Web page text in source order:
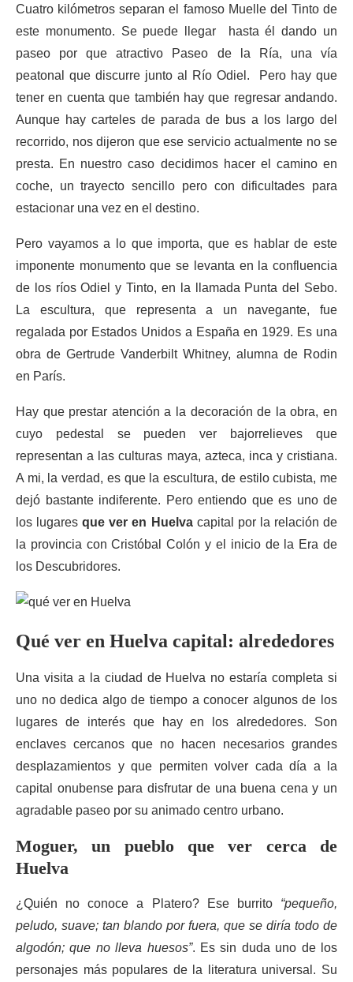
Cuatro kilómetros separan el famoso Muelle del Tinto de
este monumento. Se puede llegar hasta él dando un
paseo por que atractivo Paseo de la Ría, una vía
peatonal que discurre junto al Río Odiel. Pero hay que
tener en cuenta que también hay que regresar andando.
Aunque hay carteles de parada de bus a los largo del
recorrido, nos dijeron que ese servicio actualmente no se
presta. En nuestro caso decidimos hacer el camino en
coche, un trayecto sencillo pero con dificultades para
estacionar una vez en el destino.
Pero vayamos a lo que importa, que es hablar de este
imponente monumento que se levanta en la confluencia
de los ríos Odiel y Tinto, en la llamada Punta del Sebo.
La escultura, que representa a un navegante, fue
regalada por Estados Unidos a España en 1929. Es una
obra de Gertrude Vanderbilt Whitney, alumna de Rodin
en París.
Hay que prestar atención a la decoración de la obra, en
cuyo pedestal se pueden ver bajorrelieves que
representan a las culturas maya, azteca, inca y cristiana.
A mi, la verdad, es que la escultura, de estilo cubista, me
dejó bastante indiferente. Pero entiendo que es uno de
los lugaresque ver en Huelva capital por la relación de
la provincia con Cristóbal Colón y el inicio de la Era de
los Descubridores.
Qué ver en Huelva capital: alrededores
Una visita a la ciudad de Huelva no estaría completa si
uno no dedica algo de tiempo a conocer algunos de los
lugares de interés que hay en los alrededores. Son
enclaves cercanos que no hacen necesarios grandes
desplazamientos y que permiten volver cada día a la
capital onubense para disfrutar de una buena cena y un
agradable paseo por su animado centro urbano.
Moguer, un pueblo que ver cerca de
Huelva
¿Quién no conoce a Platero? Ese burrito “pequeño,
peludo, suave; tan blando por fuera, que se diría todo de
algodón; que no lleva huesos”. Es sin duda uno de los
personajes más populares de la literatura universal. Su